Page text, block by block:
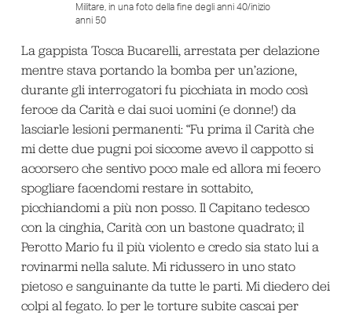
Militare, in una foto della fine degli anni 40/inizio
anni 50
La gappista Tosca Bucarelli, arrestata per delazione
mentre stava portando la bomba per un’azione,
durante gli interrogatori fu picchiata in modo così
feroce da Carità e dai suoi uomini (e donne!) da
lasciarle lesioni permanenti: “Fu prima il Carità che
mi dette due pugni poi siccome avevo il cappotto si
accorsero che sentivo poco male ed allora mi fecero
spogliare facendomi restare in sottabito,
picchiandomi a più non posso. Il Capitano tedesco
con la cinghia, Carità con un bastone quadrato; il
Perotto Mario fu il più violento e credo sia stato lui a
rovinarmi nella salute. Mi ridussero in uno stato
pietoso e sanguinante da tutte le parti. Mi diedero dei
colpi al fegato. Io per le torture subite cascai per